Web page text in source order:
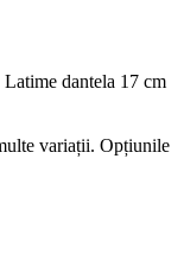
dantela 17 cm
variații. Opțiunile